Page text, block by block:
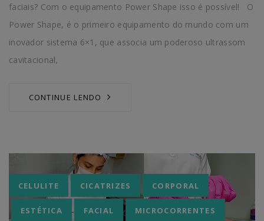
faciais? Com o equipamento Power Shape isso é possível! O
Power Shape, é o primeiro equipamento do mundo com um
inovador sistema 6×1, que associa um poderoso ultrassom
cavitacional,
CONTINUE LENDO
Tags
CELULITE CICATRIZES CORPORAL
ESTÉTICA FACIAL MICROCORRENTES